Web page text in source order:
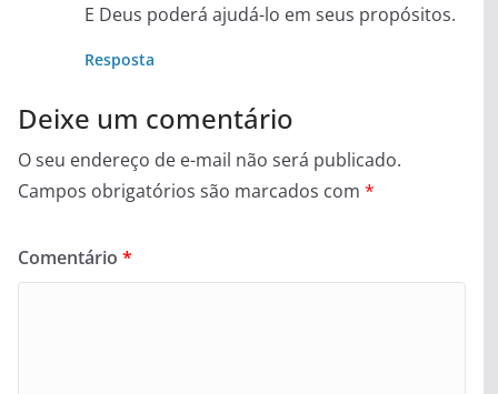
E Deus poderá ajudá-lo em seus propósitos.
Resposta
Deixe um comentário
O seu endereço de e-mail não será publicado.
Campos obrigatórios são marcados com *
Comentário *